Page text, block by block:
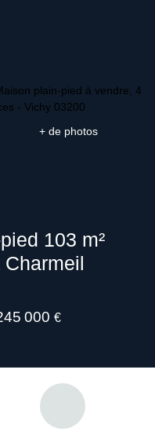
+ de photos
103 m²
000 €